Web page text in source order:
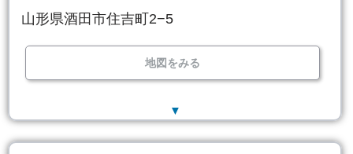
山形県酒田市住吉町2−5
地図をみる
▼